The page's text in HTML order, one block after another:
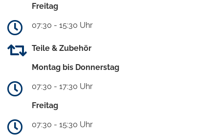
Freitag
07:30 - 15:30 Uhr
Teile & Zubehör
Montag bis Donnerstag
07:30 - 17:30 Uhr
Freitag
07:30 - 15:30 Uhr